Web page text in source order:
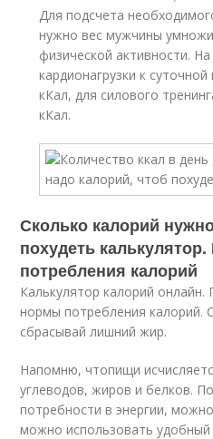
Для подсчета
нужно вес мужчины
физической активности.
кардионагрузки к
кКал, для силового
кКал.
Сколько калорий
похудеть
потребления калорий
Калькулятор калорий онлайн.
нормы потребления калорий.
сбрасывай лишний жир.
Напомню, чтопищи
углеводов, жиров и белков.
потребности в энергии,
можно использовать